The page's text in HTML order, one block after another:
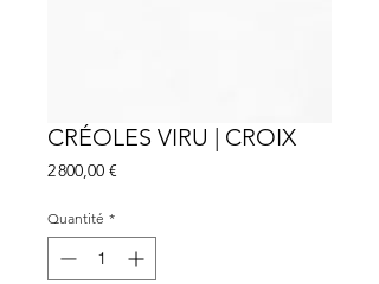
CRÉOLES VIRU | CROIX
2 800,00 €
Quantité *